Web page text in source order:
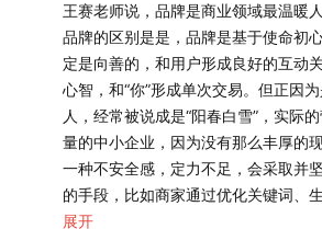
01:09:00营销，是一门可以让经济规律
01:16:2494岁的科特勒如何感受生活
可能成为大师
|补充阅读|
我直说了，中国营销已经大变天
王赛老师说，品牌是商业领域最温暖
品牌的区别是是，品牌是基于使命初
定是向善的，和用户形成良好的互动
心智，和“你”形成单次交易。但正因
人，经常被说成是“阳春白雪”，实际
量的中小企业，因为没有那么丰厚的
一种不安全感，定力不足，会采取并
的手段，比如商家通过优化关键词、
章、评测），提升自身在AI搜索结果
展开